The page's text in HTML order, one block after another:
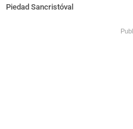
Piedad Sancristóval